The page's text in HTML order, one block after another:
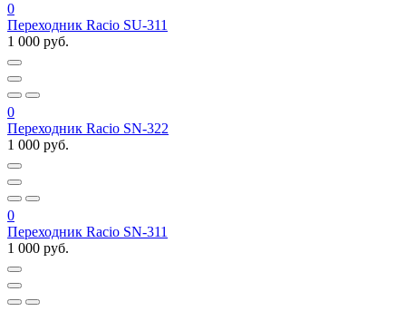
0
Переходник Racio SU-311
1 000 руб.
0
Переходник Racio SN-322
1 000 руб.
0
Переходник Racio SN-311
1 000 руб.